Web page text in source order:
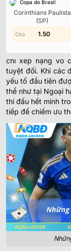
Copa do Brasil
Corinthians Paulista
(SP)
0.40
1.50
Bóng đá Ý từ lâu
và hệ thống
Hệ thống tính
chí xếp hạng vô
tuyệt đối. Khi các
yếu tố đầu tiên
thể như tại Ngoại
thi đấu hết mình
tiếp để chiếm ưu